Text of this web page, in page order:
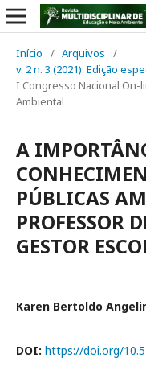
Início / Arquivos
/
v. 2 n. 3 (2021): Edição
I Congresso Nacional On-
Ambiental
A
PÚBLICAS
PROFESSOR
GESTOR
Karen Bertoldo
DOI: https://doi.org/